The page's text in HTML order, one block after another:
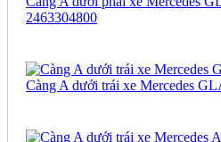
2463304800
Càng A dưới trái xe Mercedes